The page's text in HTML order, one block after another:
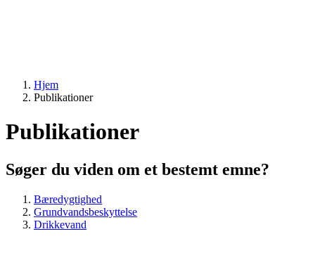
Hjem
Publikationer
Publikationer
Søger du viden om et bestemt emne?
Bæredygtighed
Grundvandsbeskyttelse
Drikkevand